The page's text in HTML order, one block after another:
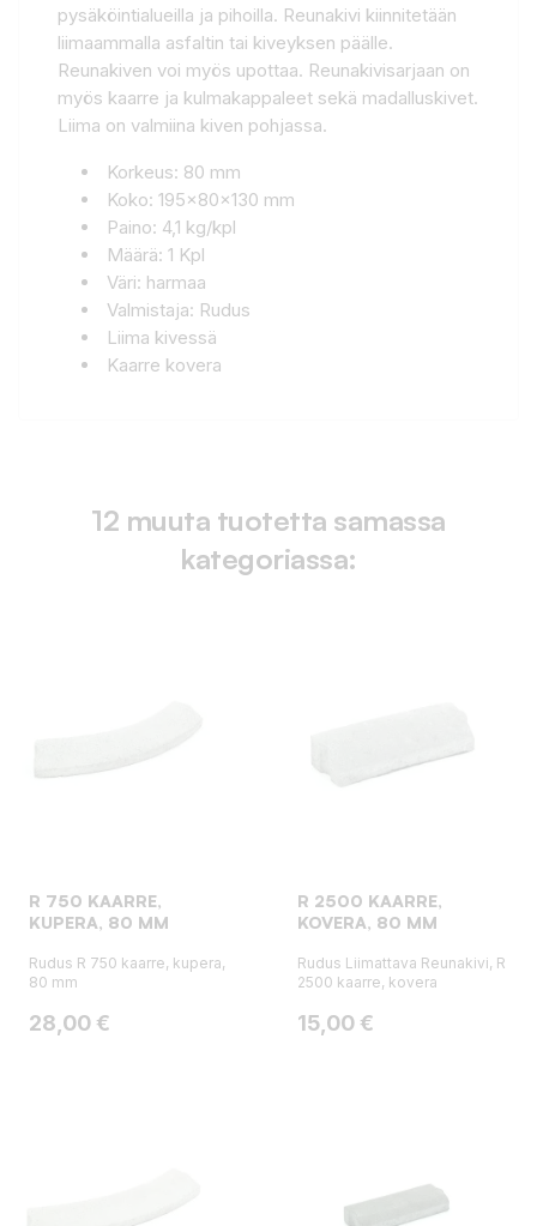
pysäköintialueilla ja pihoilla. Reunakivi kiinnitetään
liimaammalla asfaltin tai kiveyksen päälle.
Reunakiven voi myös upottaa. Reunakivisarjaan on
myös kaarre ja kulmakappaleet sekä madalluskivet.
Liima on valmiina kiven pohjassa.
Korkeus: 80 mm
Koko: 195x80x130 mm
Paino: 4,1 kg/kpl
Määrä: 1 Kpl
Väri: harmaa
Valmistaja: Rudus
Liima kivessä
Kaarre kovera
12 muuta tuotetta samassa
kategoriassa:
R 750 KAARRE,
KUPERA, 80 MM
Rudus R 750 kaarre, kupera,
80 mm
Hinta
28,00 €
R 2500 KAARRE,
KOVERA, 80 MM
Rudus Liimattava Reunakivi, R
2500 kaarre, kovera
Hinta
15,00 €